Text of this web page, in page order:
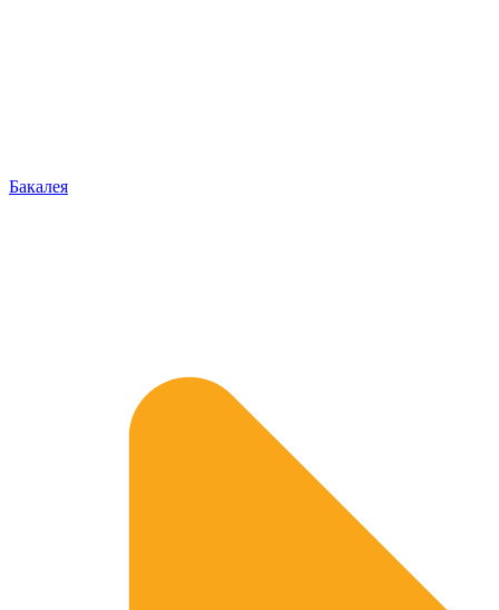
Бакалея